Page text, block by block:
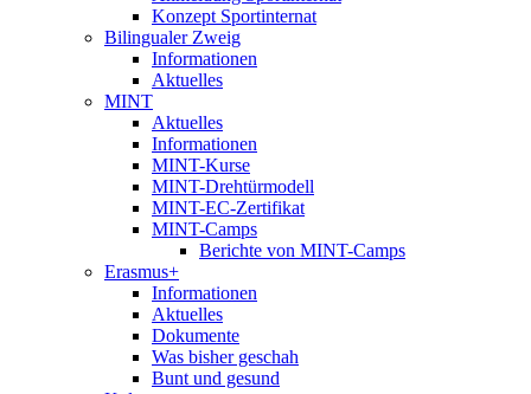
Konzept Sportinternat
Bilingualer Zweig
Informationen
Aktuelles
MINT
Aktuelles
Informationen
MINT-Kurse
MINT-Drehtürmodell
MINT-EC-Zertifikat
MINT-Camps
Berichte von MINT-Camps
Erasmus+
Informationen
Aktuelles
Dokumente
Was bisher geschah
Bunt und gesund